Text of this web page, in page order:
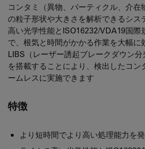
コンタミ（異物、パーティクル、介在
の粒子形状や大きさを解析できるシス
高い光学性能とISO16232/VDA19国際
で、根気と時間がかかる作業を大幅に
LIBS（レーザー誘起ブレークダウン
を搭載することにより、検出したコン
ームレスに実施できます
特徴
より短時間でより高い処理能力を